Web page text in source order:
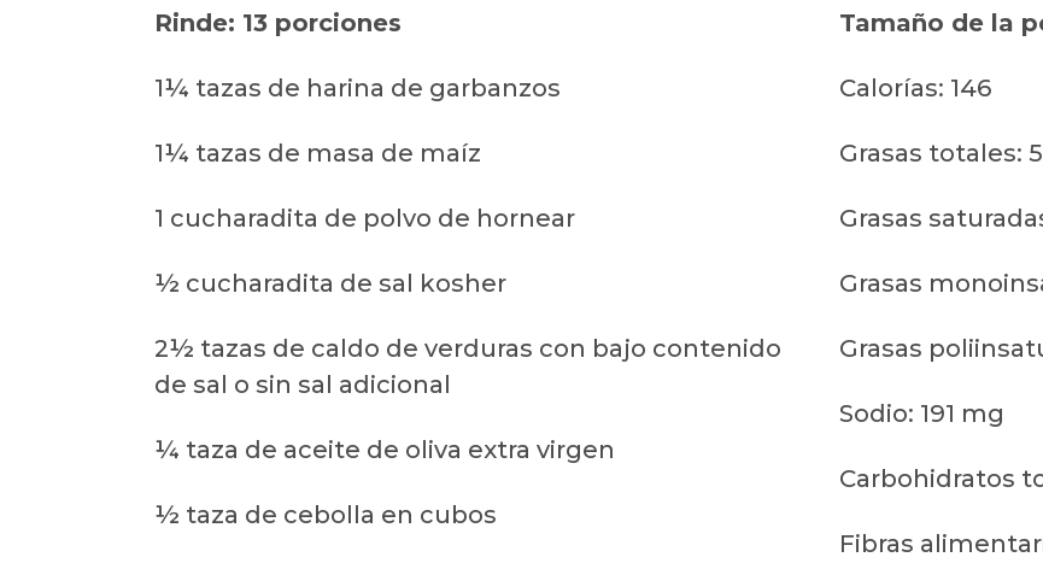
Rinde: 13 porciones
1¼ tazas de harina de garbanzos
1¼ tazas de masa de maíz
1 cucharadita de polvo de hornear
½ cucharadita de sal kosher
2½ tazas de caldo de verduras con bajo contenido
de sal o sin sal adicional
¼ taza de aceite de oliva extra virgen
½ taza de cebolla en cubos
Tamaño de la
Calorías: 146
Grasas totales:
Grasas
Grasas
Grasas
Sodio: 191 mg
Carbohidratos
Fibras